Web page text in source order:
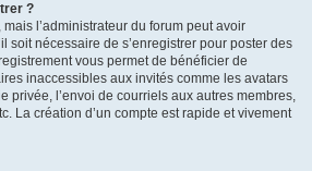
?
l’administrateur du forum peut avoir
soit nécessaire de s’enregistrer pour poster des
vous permet de bénéficier de
inaccessibles aux invités comme les avatars
privée, l’envoi de courriels aux autres membres,
La création d’un compte est rapide et vivement